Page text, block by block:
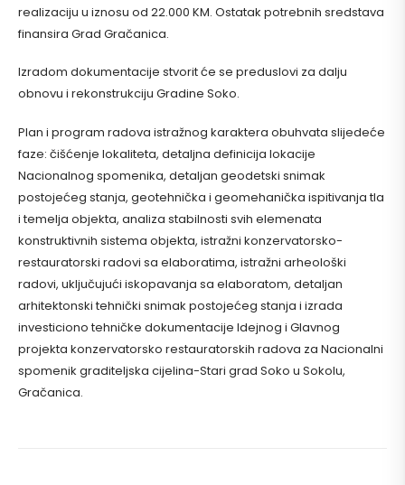
realizaciju u iznosu od 22.000 KM. Ostatak potrebnih sredstava
finansira Grad Gračanica.
Izradom dokumentacije stvorit će se preduslovi za dalju
obnovu i rekonstrukciju Gradine Soko.
Plan i program radova istražnog karaktera obuhvata slijedeće
faze: čišćenje lokaliteta, detaljna definicija lokacije
Nacionalnog spomenika, detaljan geodetski snimak
postojećeg stanja, geotehnička i geomehanička ispitivanja tla
i temelja objekta, analiza stabilnosti svih elemenata
konstruktivnih sistema objekta, istražni konzervatorsko-
restauratorski radovi sa elaboratima, istražni arheološki
radovi, uključujući iskopavanja sa elaboratom, detaljan
arhitektonski tehnički snimak postojećeg stanja i izrada
investiciono tehničke dokumentacije Idejnog i Glavnog
projekta konzervatorsko restauratorskih radova za Nacionalni
spomenik graditeljska cijelina-Stari grad Soko u Sokolu,
Gračanica.